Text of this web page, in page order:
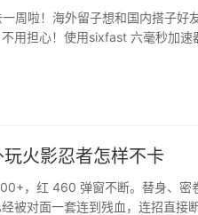
周啦！海外留子想和国内搭子好
用担心！使用sixfast 六毫秒加速
火影忍者怎样不卡
，红 460 弹窗不断。替身、密
被对面一套连到残血，连招直接